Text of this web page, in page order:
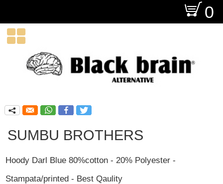
O 0

q
SUMBU BROTHERS
Hoody Darl Blue 80%cotton - 20% Polyester -
Stampata/printed - Best Qaulity